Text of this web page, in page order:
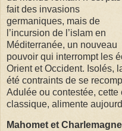
fait des invasions
germaniques, mais de
l’incursion de l’islam en
Méditerranée, un nouveau
pouvoir qui interrompt les
Orient et Occident. Isolés,
été contraints de se
Adulée ou contestée,
classique, alimente
Mahomet et Charlemagne